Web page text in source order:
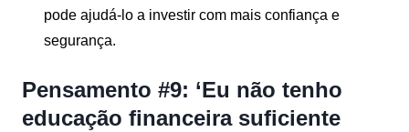
pode ajudá-lo a investir com mais confiança e
segurança.
Pensamento #9: ‘Eu não tenho
educação financeira suficiente